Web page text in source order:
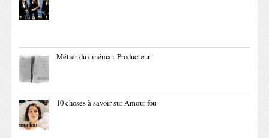
Métier du cinéma : Producteur
10 choses à savoir sur Amour fou